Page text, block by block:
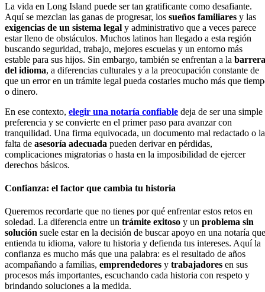
La vida en Long Island puede ser tan gratificante como desafiante.
Aquí se mezclan las ganas de progresar, los sueños familiares y las
exigencias de un sistema legal y administrativo que a veces parece
estar lleno de obstáculos. Muchos latinos han llegado a esta región
buscando seguridad, trabajo, mejores escuelas y un entorno más
estable para sus hijos. Sin embargo, también se enfrentan a la barrera
del idioma, a diferencias culturales y a la preocupación constante de
que un error en un trámite legal pueda costarles mucho más que
o dinero.
En ese contexto, elegir una notaría confiable deja de ser una simple
preferencia y se convierte en el primer paso para avanzar con
tranquilidad. Una firma equivocada, un documento mal redactado o la
falta de asesoría adecuada pueden derivar en pérdidas,
complicaciones migratorias o hasta en la imposibilidad de ejercer
derechos básicos.
Confianza: el factor que cambia tu historia
Queremos recordarte que no tienes por qué enfrentar estos retos en
soledad. La diferencia entre un trámite exitoso y un problema sin
solución suele estar en la decisión de buscar apoyo en una notaría que
entienda tu idioma, valore tu historia y defienda tus intereses. Aquí la
confianza es mucho más que una palabra: es el resultado de años
acompañando a familias, emprendedores y trabajadores en sus
procesos más importantes, escuchando cada historia con respeto y
brindando soluciones a la medida.